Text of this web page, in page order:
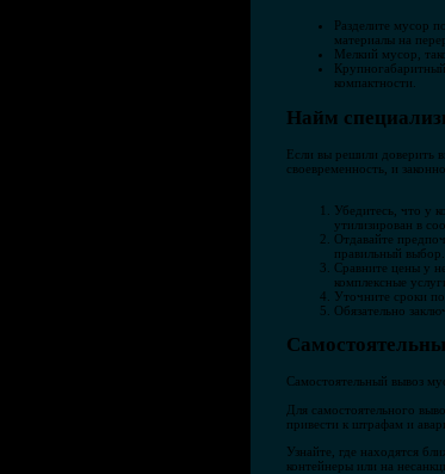
Разделите мусор
материалы на
Мелкий мусор,
компактности.
Найм
Если вы решили доверить
своевременность, и
Убедитесь, что у
утилизирован в
Отдавайте
правильный выбор.
Сравните цены у
комплексные
Уточните сроки
Обязательно
Самостоятельный вывоз
Для самостоятельного
привести к штрафам и
Узнайте, где находятся
контейнеры или на